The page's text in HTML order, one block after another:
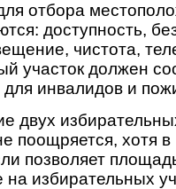
отбора
доступность,
чистота,
участок должен
инвалидов и
двух
поощряется, хотя
позволяет
избирательных